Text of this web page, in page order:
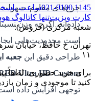
چرخ‌های مقاوم، سهولت
داده‌اند. اگرچه وزن
است محدودیت‌هایی
طراحی دقیق این
Ultra HD Custom
توجهی افزایش داده
021-9100 1145ساعت
کارت ویزیتتنها کاتالوگ
شعبه مرکزی (فروش):
تهران، خ حافظ، خیابان
۱۱
برای خرید حضوری، لطفاً
کنید تا موجودی و زمان